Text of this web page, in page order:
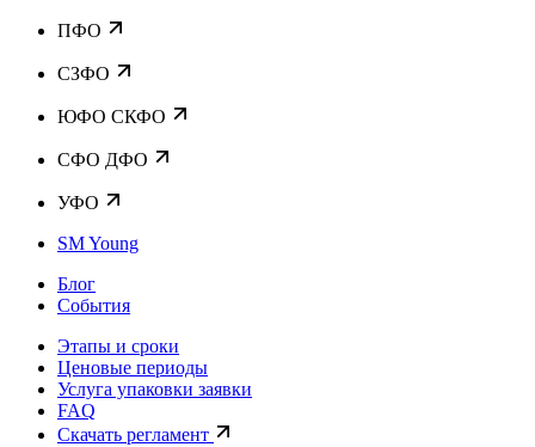
ПФО
СЗФО
ЮФО СКФО
CФО ДФО
УФО
SM Young
Блог
События
Этапы и сроки
Ценовые периоды
Услуга упаковки заявки
FAQ
Скачать регламент